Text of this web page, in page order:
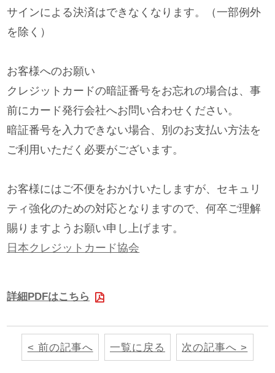
サインによる決済はできなくなります。（一部例外
を除く）
お客様へのお願い
クレジットカードの暗証番号をお忘れの場合は、事
前にカード発行会社へお問い合わせください。
暗証番号を入力できない場合、別のお支払い方法を
ご利用いただく必要がございます。
お客様にはご不便をおかけいたしますが、セキュリ
ティ強化のための対応となりますので、何卒ご理解
賜りますようお願い申し上げます。
日本クレジットカード協会
詳細PDFはこちら
< 前の記事へ 一覧に戻る 次の記事へ >